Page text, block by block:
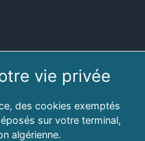
vie privée
des cookies exemptés
sur votre terminal,
algérienne.